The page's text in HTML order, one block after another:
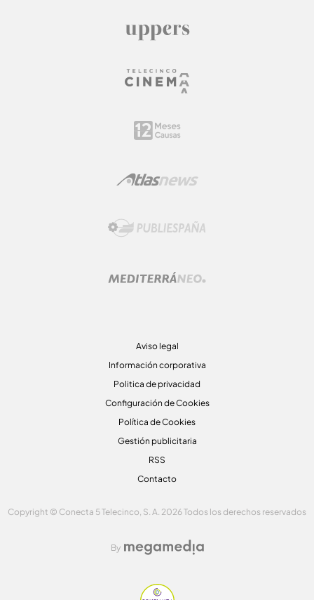
Aviso legal
Información corporativa
Politica de privacidad
Configuración de Cookies
Política de Cookies
Gestión publicitaria
RSS
Contacto
Copyright © Conecta 5 Telecinco, S. A. 2026 Todos los derechos reservados
By